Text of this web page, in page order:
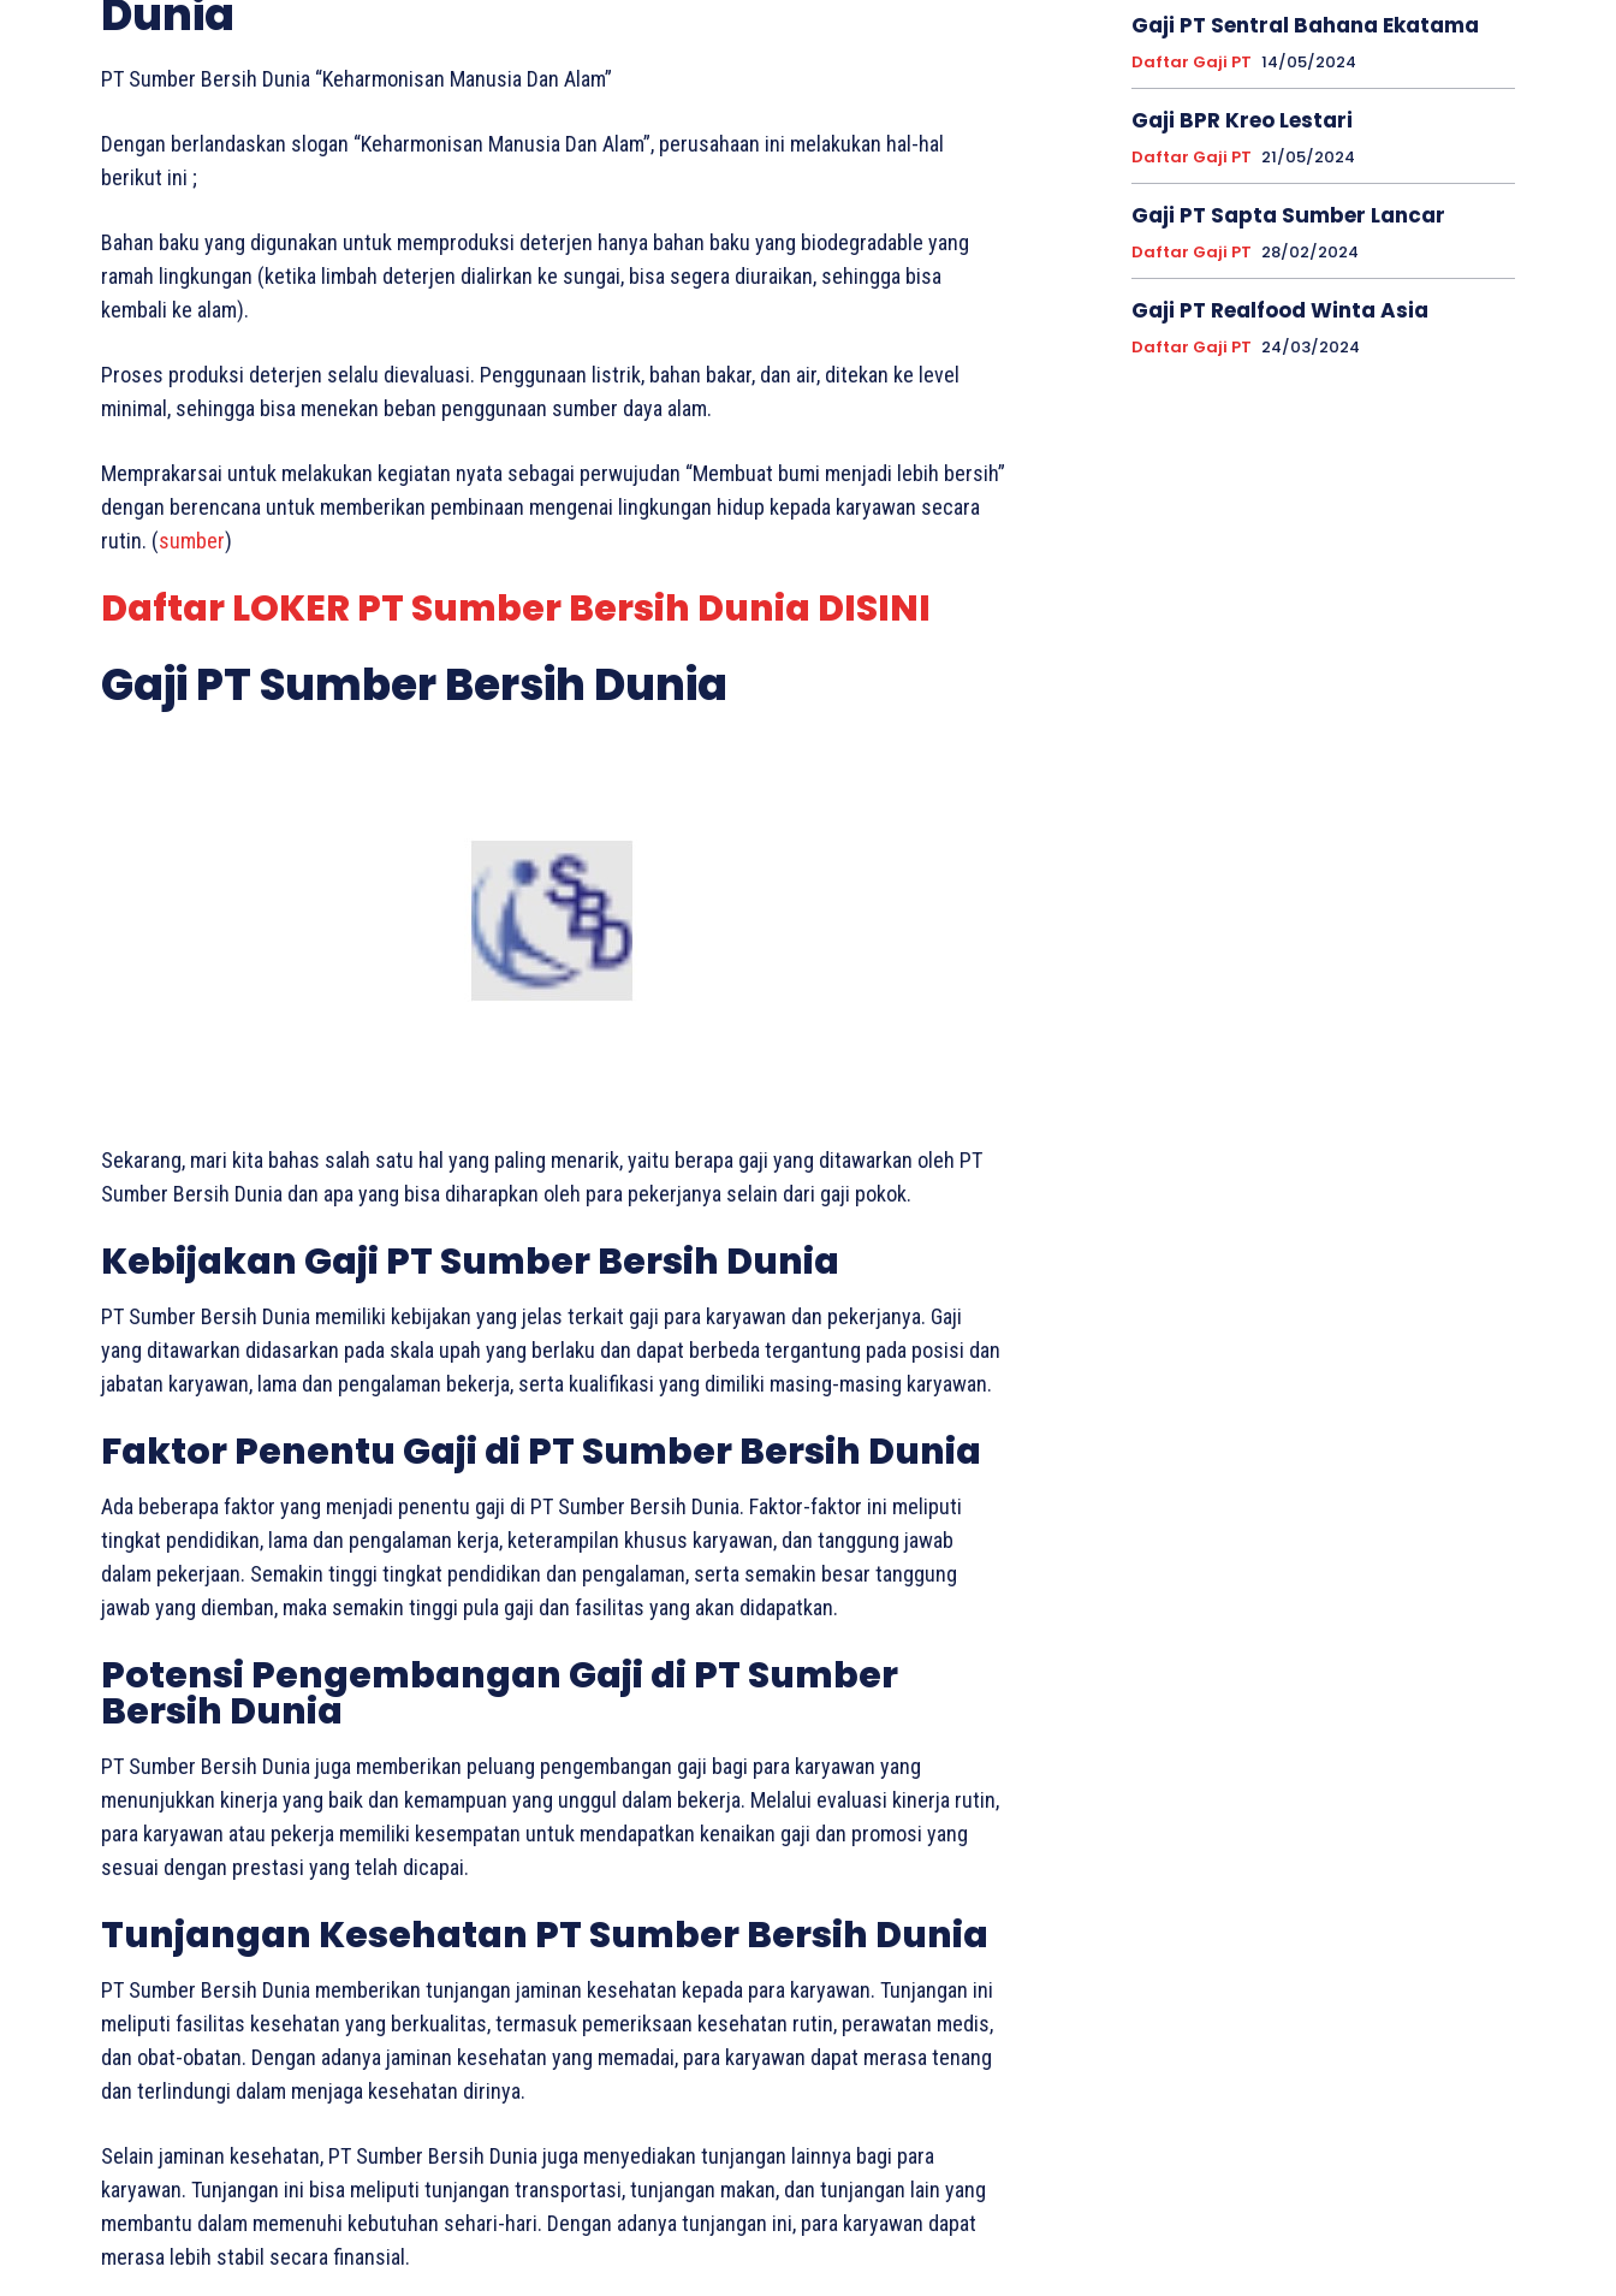
Dunia
PT Sumber Bersih Dunia “Keharmonisan Manusia Dan Alam”
Dengan berlandaskan slogan “Keharmonisan Manusia Dan Alam”, perusahaan ini melakukan hal-hal
berikut ini ;
Bahan baku yang digunakan untuk memproduksi deterjen hanya bahan baku yang biodegradable yang
ramah lingkungan (ketika limbah deterjen dialirkan ke sungai, bisa segera diuraikan, sehingga bisa
kembali ke alam).
Proses produksi deterjen selalu dievaluasi. Penggunaan listrik, bahan bakar, dan air, ditekan ke level
minimal, sehingga bisa menekan beban penggunaan sumber daya alam.
Memprakarsai untuk melakukan kegiatan nyata sebagai perwujudan “Membuat bumi menjadi lebih bersih”
dengan berencana untuk memberikan pembinaan mengenai lingkungan hidup kepada karyawan secara
rutin. (sumber)
Daftar LOKER PT Sumber Bersih Dunia DISINI
Gaji PT Sumber Bersih Dunia
Sekarang, mari kita bahas salah satu hal yang paling menarik, yaitu berapa gaji yang ditawarkan oleh PT
Sumber Bersih Dunia dan apa yang bisa diharapkan oleh para pekerjanya selain dari gaji pokok.
Kebijakan Gaji PT Sumber Bersih Dunia
PT Sumber Bersih Dunia memiliki kebijakan yang jelas terkait gaji para karyawan dan pekerjanya. Gaji
yang ditawarkan didasarkan pada skala upah yang berlaku dan dapat berbeda tergantung pada posisi dan
jabatan karyawan, lama dan pengalaman bekerja, serta kualifikasi yang dimiliki masing-masing karyawan.
Faktor Penentu Gaji di PT Sumber Bersih Dunia
Ada beberapa faktor yang menjadi penentu gaji di PT Sumber Bersih Dunia. Faktor-faktor ini meliputi
tingkat pendidikan, lama dan pengalaman kerja, keterampilan khusus karyawan, dan tanggung jawab
dalam pekerjaan. Semakin tinggi tingkat pendidikan dan pengalaman, serta semakin besar tanggung
jawab yang diemban, maka semakin tinggi pula gaji dan fasilitas yang akan didapatkan.
Potensi Pengembangan Gaji di PT Sumber
Bersih Dunia
PT Sumber Bersih Dunia juga memberikan peluang pengembangan gaji bagi para karyawan yang
menunjukkan kinerja yang baik dan kemampuan yang unggul dalam bekerja. Melalui evaluasi kinerja rutin,
para karyawan atau pekerja memiliki kesempatan untuk mendapatkan kenaikan gaji dan promosi yang
sesuai dengan prestasi yang telah dicapai.
Tunjangan Kesehatan PT Sumber Bersih Dunia
PT Sumber Bersih Dunia memberikan tunjangan jaminan kesehatan kepada para karyawan. Tunjangan ini
meliputi fasilitas kesehatan yang berkualitas, termasuk pemeriksaan kesehatan rutin, perawatan medis,
dan obat-obatan. Dengan adanya jaminan kesehatan yang memadai, para karyawan dapat merasa tenang
dan terlindungi dalam menjaga kesehatan dirinya.
Selain jaminan kesehatan, PT Sumber Bersih Dunia juga menyediakan tunjangan lainnya bagi para
karyawan. Tunjangan ini bisa meliputi tunjangan transportasi, tunjangan makan, dan tunjangan lain yang
membantu dalam memenuhi kebutuhan sehari-hari. Dengan adanya tunjangan ini, para karyawan dapat
merasa lebih stabil secara finansial.
Gaji PT Sentral Bahana Ekatama
Daftar Gaji PT 14/05/2024
Gaji BPR Kreo Lestari
Daftar Gaji PT 21/05/2024
Gaji PT Sapta Sumber Lancar
Daftar Gaji PT 28/02/2024
Gaji PT Realfood Winta Asia
Daftar Gaji PT 24/03/2024